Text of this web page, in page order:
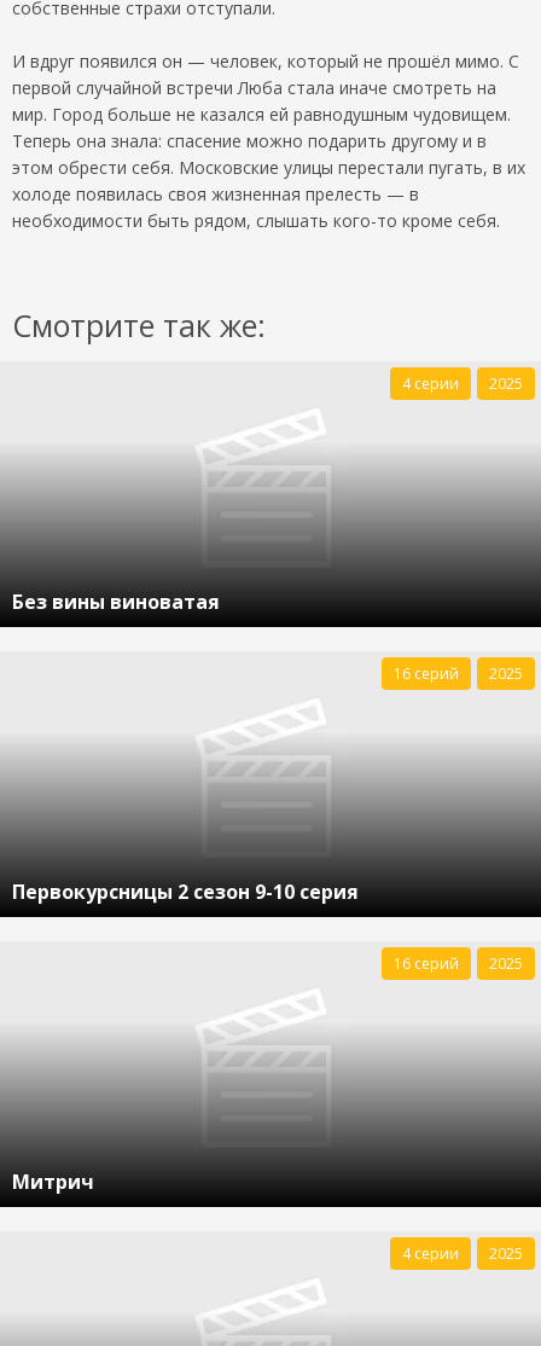
собственные страхи отступали.
И вдруг появился он — человек, который не прошёл мимо. С
первой случайной встречи Люба стала иначе смотреть на
мир. Город больше не казался ей равнодушным чудовищем.
Теперь она знала: спасение можно подарить другому и в
этом обрести себя. Московские улицы перестали пугать, в их
холоде появилась своя жизненная прелесть — в
необходимости быть рядом, слышать кого-то кроме себя.
Смотрите так же:
Без вины виноватая
4 серии 2025
Первокурсницы 2 сезон 9-10 серия
16 серий 2025
Митрич
16 серий 2025
4 серии 2025